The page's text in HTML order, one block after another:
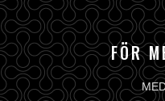
FÖR